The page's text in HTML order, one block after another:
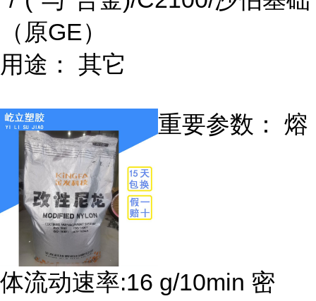
（原GE）
用途： 其它
重要参数： 熔
体流动速率:16 g/10min 密